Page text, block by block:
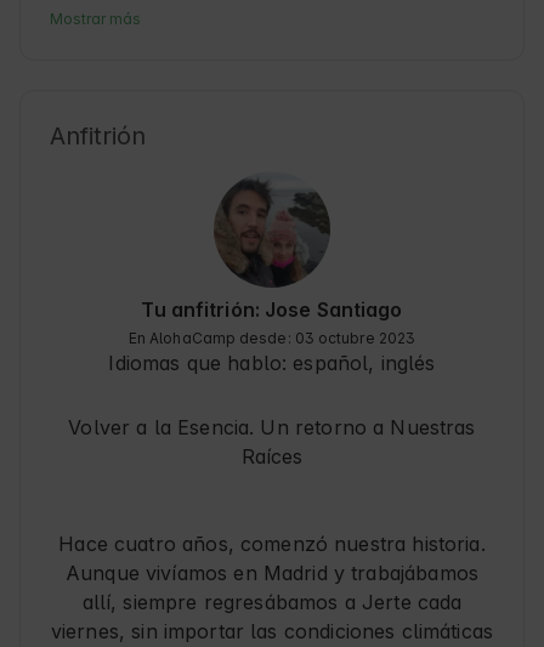
es perfecto para quienes buscan tranquilidad y
Además, el pueblo combina tradición y
local y disfrutar de la gastronomía regional.
Desde aquí, los Huéspedes pueden planear
excursiones y descubrir rincones únicos en
Cáceres y sus alrededores. 🌿
Mostrar más
Anfitrión
Tu anfitrión: Jose Santiago
En AlohaCamp desde: 03 octubre 2023
Idiomas que hablo: español, inglés
Volver a la Esencia. Un retorno a Nuestras
Raíces
Hace cuatro años, comenzó nuestra historia.
Aunque vivíamos en Madrid y trabajábamos
allí, siempre regresábamos a Jerte cada
viernes, sin importar las condiciones climáticas